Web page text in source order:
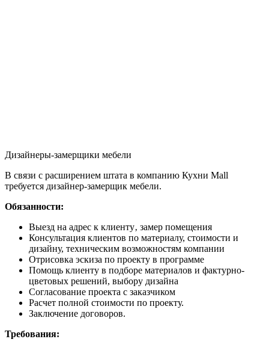
Дизайнеры-замерщики мебели
В связи с расширением штата в компанию Кухни Mall
требуется дизайнер-замерщик мебели.
Обязанности:
Выезд на адрес к клиенту‚ замер помещения
Консультация клиентов по материалу, стоимости и
дизайну, техническим возможностям компании
Отрисовка эскиза по проекту в программе
Помощь клиенту в подборе материалов и фактурно-
цветовых решений, выбору дизайна
Согласование проекта с заказчиком
Расчет полной стоимости по проекту.
Заключение договоров.
Требования: